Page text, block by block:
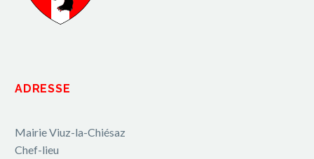
ADRESSE
Mairie Viuz-la-Chiésaz
Chef-lieu